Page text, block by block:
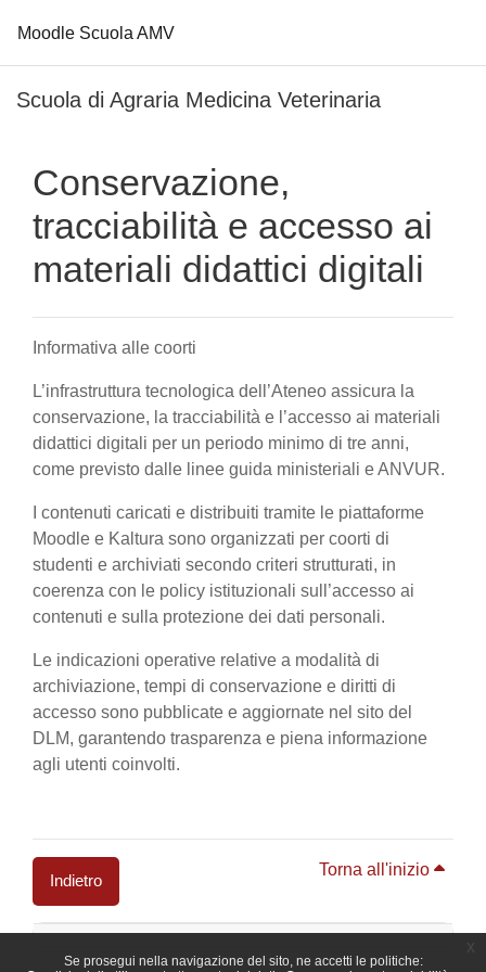
Se prosegui nella navigazione del sito, ne accetti le politiche:
Moodle Scuola AMV
Scuola di Agraria Medicina Veterinaria
Conservazione,
tracciabilità e accesso ai
materiali didattici digitali
Informativa alle coorti
L’infrastruttura tecnologica dell’Ateneo assicura la
conservazione, la tracciabilità e l’accesso ai materiali
didattici digitali per un periodo minimo di tre anni,
come previsto dalle linee guida ministeriali e ANVUR.
I contenuti caricati e distribuiti tramite le piattaforme
Moodle e Kaltura sono organizzati per coorti di
studenti e archiviati secondo criteri strutturati, in
coerenza con le policy istituzionali sull’accesso ai
contenuti e sulla protezione dei dati personali.
Le indicazioni operative relative a modalità di
archiviazione, tempi di conservazione e diritti di
accesso sono pubblicate e aggiornate nel sito del
DLM, garantendo trasparenza e piena informazione
agli utenti coinvolti.
Indietro
Torna all'inizio
Blocchi